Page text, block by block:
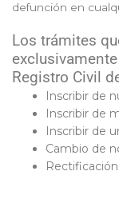
defunción en
Los trámites
Registro Civil
Inscribir de
Inscribir de
Inscribir de
Cambio de